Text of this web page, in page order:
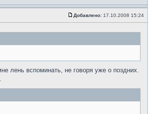
Добавлено: 17.10.2008 15:24
лень вспоминать, не говоря уже о поздних.